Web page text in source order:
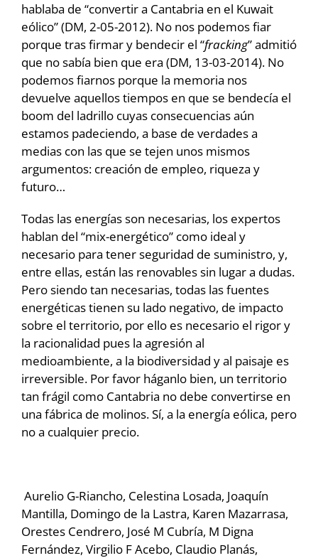
hablaba de “convertir a Cantabria en el Kuwait
eólico” (DM, 2-05-2012). No nos podemos fiar
porque tras firmar y bendecir el “fracking” admitió
que no sabía bien que era (DM, 13-03-2014). No
podemos fiarnos porque la memoria nos
devuelve aquellos tiempos en que se bendecía el
boom del ladrillo cuyas consecuencias aún
estamos padeciendo, a base de verdades a
medias con las que se tejen unos mismos
argumentos: creación de empleo, riqueza y
futuro…
Todas las energías son necesarias, los expertos
hablan del “mix-energético” como ideal y
necesario para tener seguridad de suministro, y,
entre ellas, están las renovables sin lugar a dudas.
Pero siendo tan necesarias, todas las fuentes
energéticas tienen su lado negativo, de impacto
sobre el territorio, por ello es necesario el rigor y
la racionalidad pues la agresión al
medioambiente, a la biodiversidad y al paisaje es
irreversible. Por favor háganlo bien, un territorio
tan frágil como Cantabria no debe convertirse en
una fábrica de molinos. Sí, a la energía eólica, pero
no a cualquier precio.
Aurelio G-Riancho, Celestina Losada, Joaquín
Mantilla, Domingo de la Lastra, Karen Mazarrasa,
Orestes Cendrero, José M Cubría, M Digna
Fernández, Virgilio F Acebo, Claudio Planás,